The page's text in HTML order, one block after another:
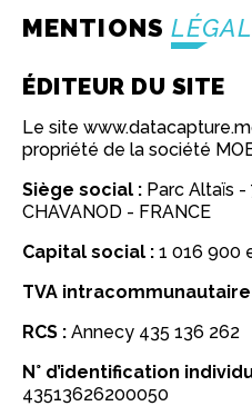
MENTIONS
ÉDITEUR DU SITE
Le site
propriété de la société
Siège social : Parc Altaïs -
CHAVANOD - FRANCE
Capital social : 1 016 900
TVA intracommunautaire
RCS : Annecy 435 136 262
N° d’identification
43513626200050